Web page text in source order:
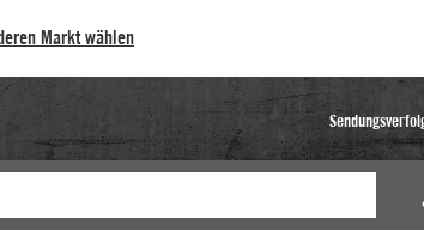
Markt wählen